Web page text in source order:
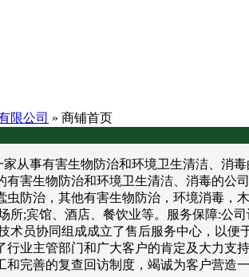
限公司 » 商铺首页
事有害生物防治和环境卫生清洁、消
有害生物防治和环境卫生清洁、消毒的
防治，其他有害生物防治，环境消毒
所;宾馆、酒店、餐饮业等。服务保障:公
术员协同组成成立了售后服务中心，以
业主管部门和广大客户的肯定及大力支
完善的复查回访制度，竭诚为客户营造